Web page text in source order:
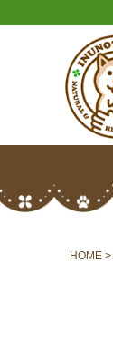
HOME